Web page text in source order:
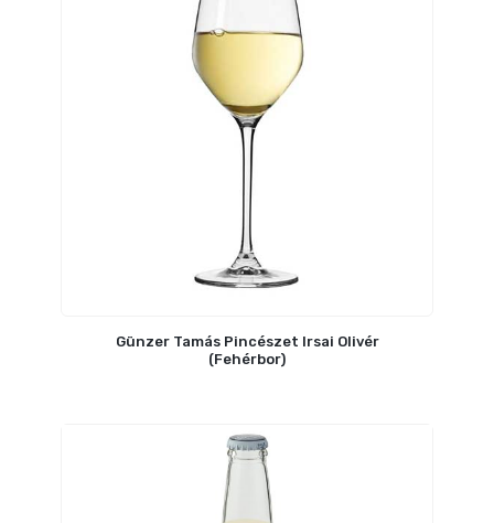
Günzer Tamás Pincészet Irsai Olivér
(Fehérbor)